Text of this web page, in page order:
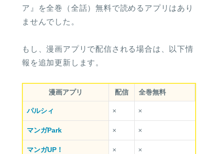
ア』を全巻（全話）無料で読めるアプリはあり
ませんでした。
もし、漫画アプリで配信される場合は、以下情
報を追加更新します。
漫画アプリ 配信 全巻無料
パルシィ × ×
マンガPark × ×
マンガUP！ × ×